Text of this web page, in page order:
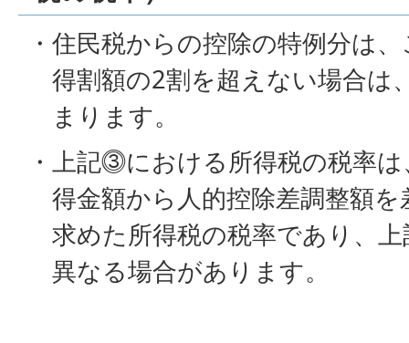
・住民税からの控除の特例分は
得割額の2割を超えない場合
まります。
・上記⓷における所得税の税率
得金額から人的控除差調整額
求めた所得税の税率であり、
異なる場合があります。